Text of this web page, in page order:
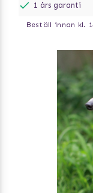
1 års garanti
Beställ innan kl.